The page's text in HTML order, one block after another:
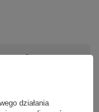
działania